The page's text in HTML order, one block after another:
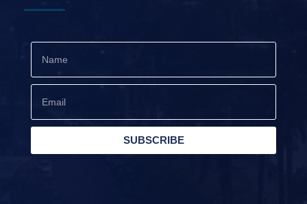
SUBSCRIBE